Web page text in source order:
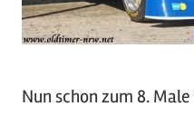
Nun schon zum 8.